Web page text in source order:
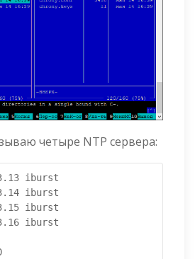
четыре NTP сервера:
iburst
iburst
iburst
iburst